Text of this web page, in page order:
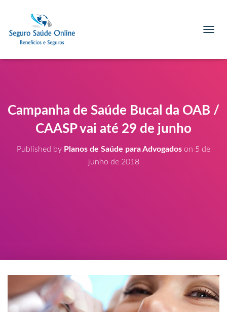
A
V
T
Campanha de Saúde Bucal da OAB /
CAASP vai até 29 de junho
Published by Planos de Saúde para Advogados on 5 de
junho de 2018